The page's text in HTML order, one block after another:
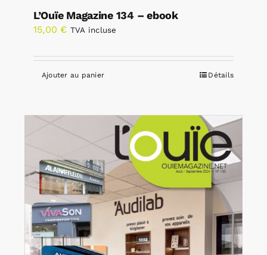
L’Ouïe Magazine 134 – ebook
15,00 € TVA incluse
Ajouter au panier Détails